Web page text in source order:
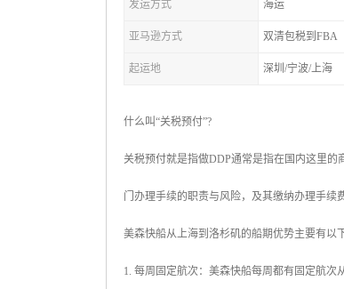
发运方式 海运
亚马逊方式 双清包税到FBA
起运地 深圳/宁波/上海
什么叫“关税预付”?
关税预付就是指做DDP通常是指在国内这里
门办理手续的职责与风险，及其缴纳办理手续
美森快船从上海到洛杉矶的船期优势主要有以
1. 每周固定航次：美森快船每周都有固定航次